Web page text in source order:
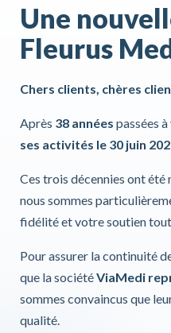
Une
Fleurus
Chers clients, chères
Après 38 années passées
ses activités le 30 juin
Ces trois décennies ont
nous sommes
fidélité et votre soutien
Pour assurer la continuité
que la sociétéViaMedi
sommes convaincus que
qualité.